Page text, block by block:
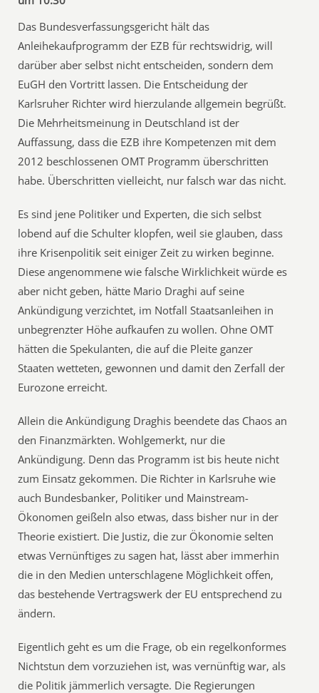
Das Bundesverfassungsgericht hält das
Anleihekaufprogramm der EZB für rechtswidrig, will
darüber aber selbst nicht entscheiden, sondern dem
EuGH den Vortritt lassen. Die Entscheidung der
Karlsruher Richter wird hierzulande allgemein begrüßt.
Die Mehrheitsmeinung in Deutschland ist der
Auffassung, dass die EZB ihre Kompetenzen mit dem
2012 beschlossenen OMT Programm überschritten
habe. Überschritten vielleicht, nur falsch war das nicht.
Es sind jene Politiker und Experten, die sich selbst
lobend auf die Schulter klopfen, weil sie glauben, dass
ihre Krisenpolitik seit einiger Zeit zu wirken beginne.
Diese angenommene wie falsche Wirklichkeit würde es
aber nicht geben, hätte Mario Draghi auf seine
Ankündigung verzichtet, im Notfall Staatsanleihen in
unbegrenzter Höhe aufkaufen zu wollen. Ohne OMT
hätten die Spekulanten, die auf die Pleite ganzer
Staaten wetteten, gewonnen und damit den Zerfall der
Eurozone erreicht.
Allein die Ankündigung Draghis beendete das Chaos an
den Finanzmärkten. Wohlgemerkt, nur die
Ankündigung. Denn das Programm ist bis heute nicht
zum Einsatz gekommen. Die Richter in Karlsruhe wie
auch Bundesbanker, Politiker und Mainstream-
Ökonomen geißeln also etwas, dass bisher nur in der
Theorie existiert. Die Justiz, die zur Ökonomie selten
etwas Vernünftiges zu sagen hat, lässt aber immerhin
die in den Medien unterschlagene Möglichkeit offen,
das bestehende Vertragswerk der EU entsprechend zu
ändern.
Eigentlich geht es um die Frage, ob ein regelkonformes
Nichtstun dem vorzuziehen ist, was vernünftig war, als
die Politik jämmerlich versagte. Die Regierungen